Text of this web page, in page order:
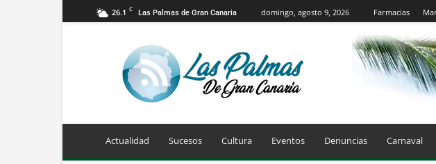
26.1 C Las Palmas de Gran Canaria domingo, agosto 9, 2026 Farmacias
Las
Palmas
de
Canaria
Actualidad Sucesos Cultura Eventos Denuncias Carnaval